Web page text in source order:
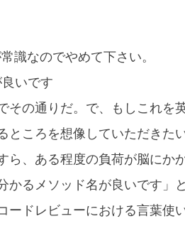
識なのでやめて下さい。
いです
その通りだ。で、もしこれを
ころを想像していただきた
ら、ある程度の負荷が脳にか
かるメソッド名が良いです」
ードレビューにおける言葉使